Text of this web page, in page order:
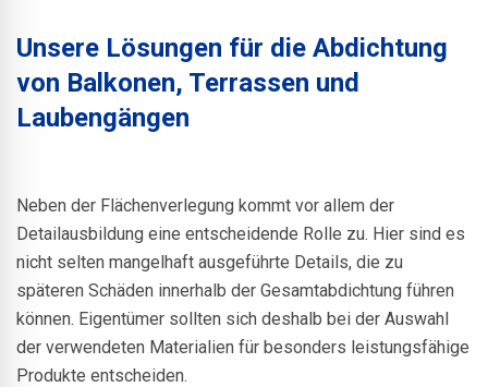
Unsere Lösungen für die Abdichtung
von Balkonen, Terrassen und
Laubengängen
Neben der Flächenverlegung kommt vor allem der
Detailausbildung eine entscheidende Rolle zu. Hier sind es
nicht selten mangelhaft ausgeführte Details, die zu
späteren Schäden innerhalb der Gesamtabdichtung führen
können. Eigentümer sollten sich deshalb bei der Auswahl
der verwendeten Materialien für besonders leistungsfähige
Produkte entscheiden.